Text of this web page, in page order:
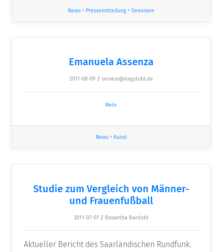
News • Pressemitteilung • Seminare
Emanuela Assenza
2011-08-09 / service@dagstuhl.de
Mehr
News• Kunst
Studie zum Vergleich von Männer-
und Frauenfußball
2011-07-07 / Roswitha Bardohl
Aktueller Bericht des Saarländischen Rundfunk.